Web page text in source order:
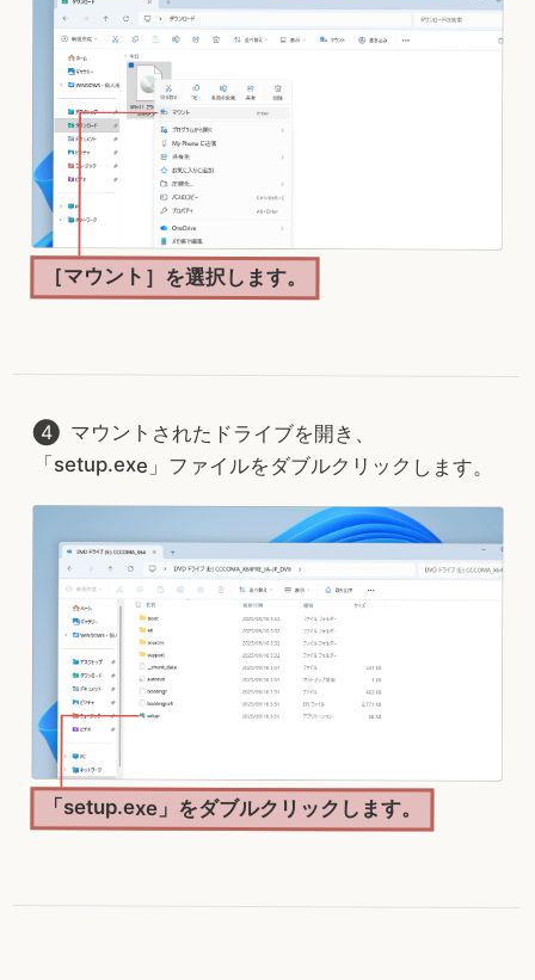
［マウント］を選択します。
マウントされたドライブを開き、
「setup.exe」ファイルをダブルクリックします。
「setup.exe」をダブルクリックします。